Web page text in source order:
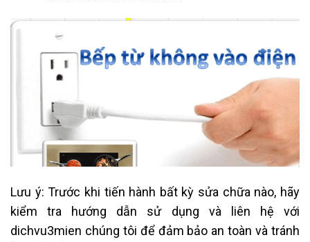
Lưu ý: Trước khi tiến hành bất kỳ sửa chữa nào, hãy
kiểm tra hướng dẫn sử dụng và liên hệ với
dichvu3mien chúng tôi để đảm bảo an toàn và tránh